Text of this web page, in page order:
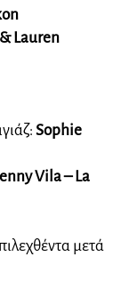
Lauren
Sophie
Vila – La
μετά